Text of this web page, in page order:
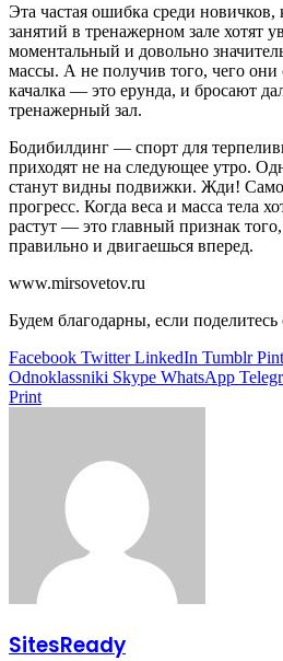
Эта частая ошибка среди новичков,
занятий в тренажерном зале хотят
моментальный и довольно
массы. А не получив того, чего они
качалка — это ерунда, и бросают
тренажерный зал.
Бодибилдинг — спорт для
приходят не на следующее утро.
станут видны подвижки. Жди!
прогресс. Когда веса и масса тела
растут — это главный признак
правильно и двигаешься вперед.
www.mirsovetov.ru
Будем благодарны, если поделитесь
Facebook Twitter LinkedIn Tumblr
Odnoklassniki Skype WhatsApp
Print
SitesReady